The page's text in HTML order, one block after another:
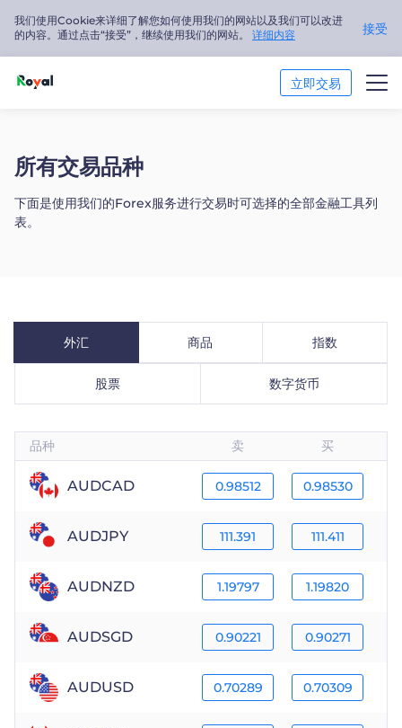
我们使用Cookie来详细了解您如何使用我们的网站以及我们可以改进
的内容。通过点击“接受”，继续使用我们的网站。 详细内容 接受
立即交易
交易平台
市场分析
简体中文
Trader | Partners
所有交易品种
下面是使用我们的Forex服务进行交易时可选择的全部金融工具列
表。
外汇 商品 指数
股票 数字货币
品种 卖 买
AUDCAD 0.98512 0.98530
AUDJPY 111.391 111.411
AUDNZD 1.19797 1.19820
AUDSGD 0.90221 0.90271
AUDUSD 0.70289 0.70309